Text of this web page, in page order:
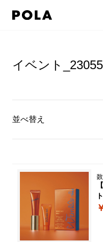
イベント_23055
並べ替え